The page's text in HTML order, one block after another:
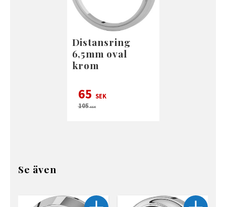
Distansring
6,5mm oval
krom
65 SEK
105SEK
Se även